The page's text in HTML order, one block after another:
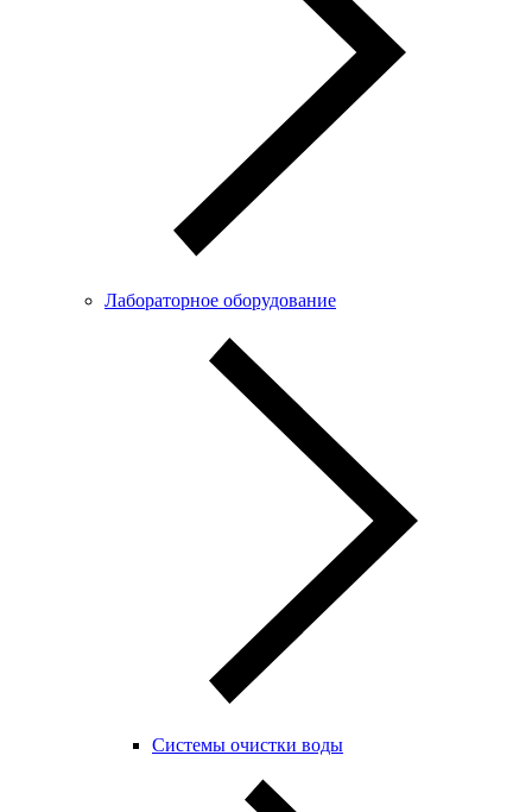
Лабораторное оборудование
Системы очистки воды